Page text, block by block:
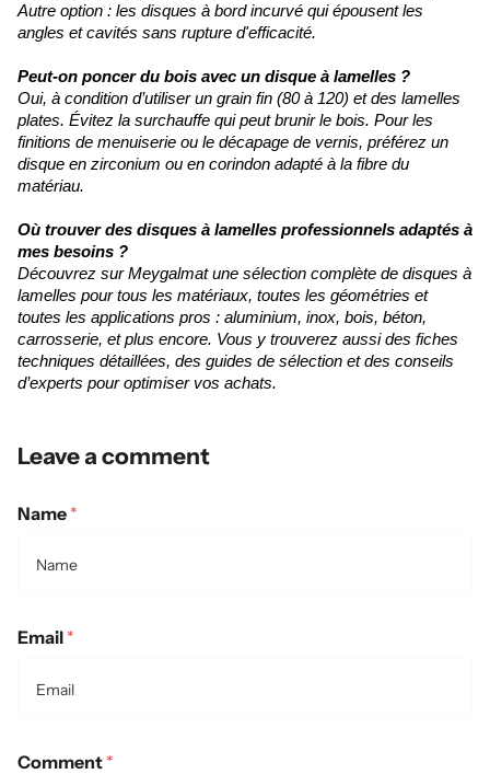
Autre option : les disques à bord incurvé qui épousent les
angles et cavités sans rupture d'efficacité.
Peut-on poncer du bois avec un disque à lamelles ?
Oui, à condition d’utiliser un grain fin (80 à 120) et des lamelles
plates. Évitez la surchauffe qui peut brunir le bois. Pour les
finitions de menuiserie ou le décapage de vernis, préférez un
disque en zirconium ou en corindon adapté à la fibre du
matériau.
Où trouver des disques à lamelles professionnels adaptés à
mes besoins ?
Découvrez sur Meygalmat une sélection complète de disques à
lamelles pour tous les matériaux, toutes les géométries et
toutes les applications pros : aluminium, inox, bois, béton,
carrosserie, et plus encore. Vous y trouverez aussi des fiches
techniques détaillées, des guides de sélection et des conseils
d’experts pour optimiser vos achats.
Leave a comment
Name *
Email *
Comment *